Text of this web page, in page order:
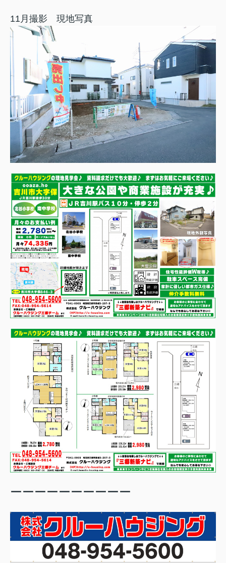
11月撮影 現地写真
ーーーーーーーーーー